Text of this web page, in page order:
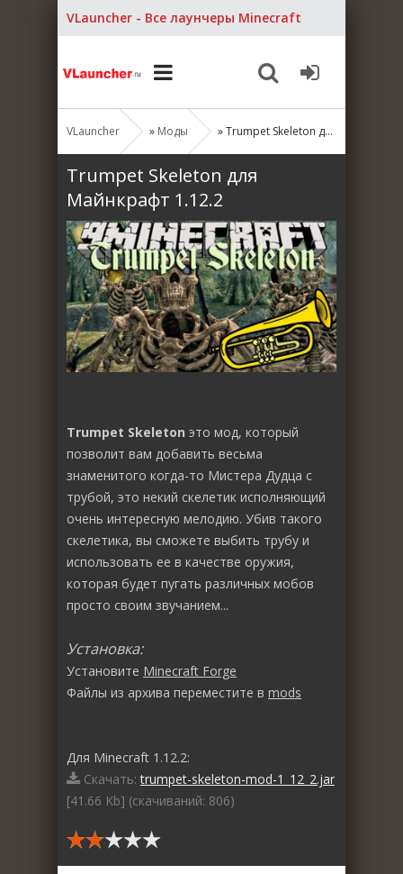
VLauncher - Все лаунчеры Minecraft
VLauncher » Моды » Trumpet Skeleton для Майнкрафт 1.12.2
Trumpet Skeleton для
Майнкрафт 1.12.2
Trumpet Skeleton это мод, который
позволит вам добавить весьма
знаменитого когда-то Мистера Дудца с
трубой, это некий скелетик исполняющий
очень интересную мелодию. Убив такого
скелетика, вы сможете выбить трубу и
использовать ее в качестве оружия,
которая будет пугать различных мобов
просто своим звучанием...
Установка:
Установите Minecraft Forge
Файлы из архива переместите в mods
Для Minecraft 1.12.2:
Скачать:trumpet-skeleton-mod-1_12_2.jar
[41.66 Kb] (cкачиваний: 806)